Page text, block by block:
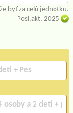
byť za celú jednotku.
Posl.akt. 2025